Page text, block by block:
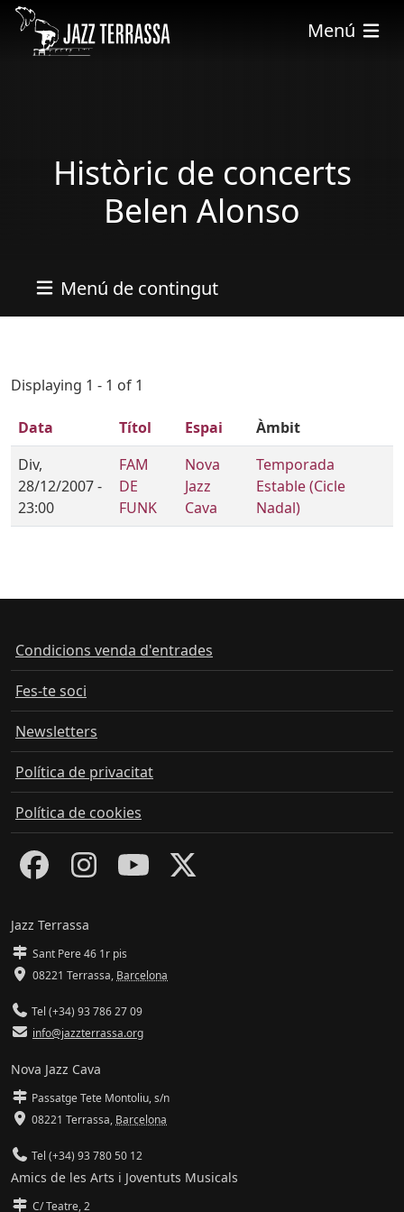
Vés al contingut
Menú
Històric de concerts
Belen Alonso
Menú de contingut
Displaying 1 - 1 of 1
Data Títol Espai
Àmbit
Div,
28/12/2007 -
23:00
FAM
DE
FUNK
Nova
Jazz
Cava
Temporada
Estable (Cicle
Nadal)
Condicions venda d'entrades
Fes-te soci
Newsletters
Política de privacitat
Política de cookies
Jazz Terrassa
Sant Pere 46 1r pis
08221 Terrassa, Barcelona
Tel (+34) 93 786 27 09
info@jazzterrassa.org
Nova Jazz Cava
Passatge Tete Montoliu, s/n
08221 Terrassa, Barcelona
Tel (+34) 93 780 50 12
Amics de les Arts i Joventuts Musicals
C/ Teatre, 2